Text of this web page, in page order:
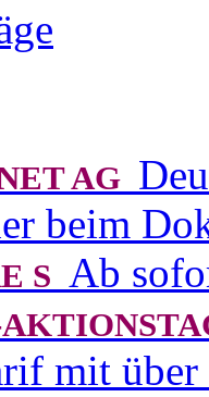
AG
beim
S Ab
mit